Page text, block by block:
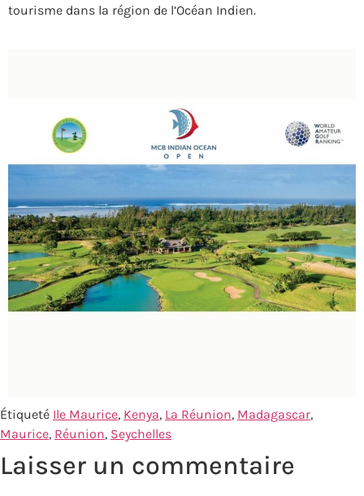
tourisme dans la région de l’Océan Indien.
Étiqueté Ile Maurice, Kenya, La Réunion, Madagascar,
Maurice, Réunion, Seychelles
Laisser un commentaire